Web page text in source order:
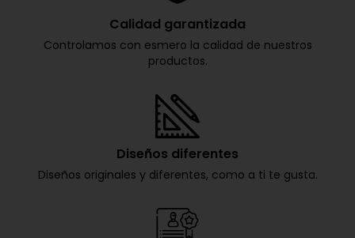
Calidad garantizada
Controlamos con esmero la calidad de nuestros
productos.
Diseños diferentes
Diseños originales y diferentes, como a ti te gusta.